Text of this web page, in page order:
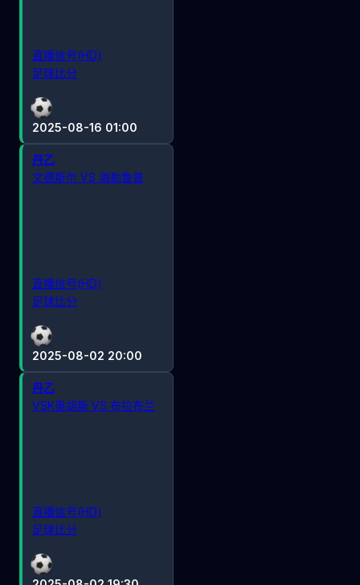
2025-08-16 01:00
直播信号(HD)
足球比分
2025-08-02 20:00
丹乙
文德斯尔 VS 海勒鲁普
直播信号(HD)
足球比分
丹乙
VSK奥胡斯 VS 布拉布兰
直播信号(HD)
足球比分